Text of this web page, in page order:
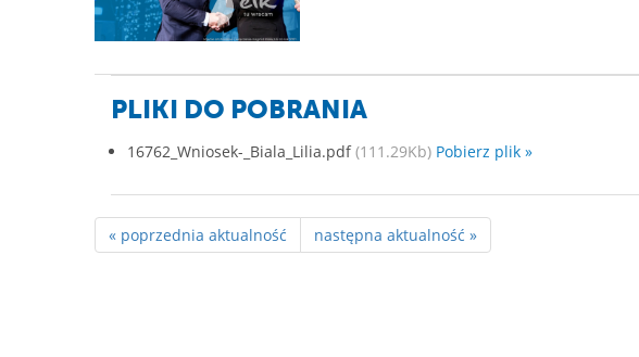
PLIKI DO POBRANIA
16762_Wniosek-_Biala_Lilia.pdf(111.29Kb) Pobierz plik »
« poprzednia aktualność następna aktualność »